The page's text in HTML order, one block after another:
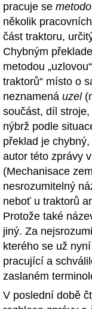
pracuje se
několik
část traktoru,
Chybným
metodou
traktorů“ místo o
neznamená uzel
součást, díl
nýbrž podle
překlad je
autor této zprávy
(Mechanisace
nesrozumitelný
neboť u traktorů
Protože také
jiný. Za
kterého se už
pracující a
zaslaném
V poslední době